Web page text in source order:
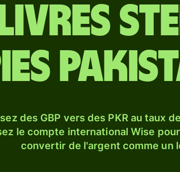
des GBP vers des PKR au taux
le compte international Wise
convertir de l'argent comme un